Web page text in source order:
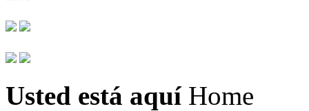
Usted está aquí Home